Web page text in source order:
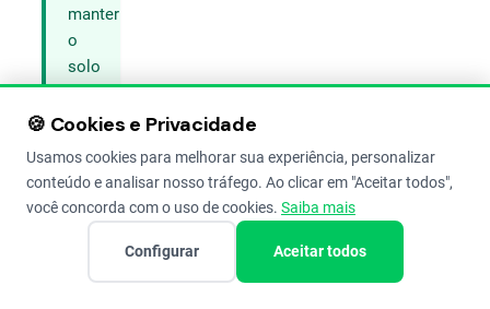
manter
o
solo
produtivo
após
verão.
região
🍪 Cookies e Privacidade
Usamos cookies para melhorar sua experiência, personalizar
conteúdo e analisar nosso tráfego. Ao clicar em "Aceitar todos",
você concorda com o uso de cookies. Saiba mais
Configurar Aceitar todos